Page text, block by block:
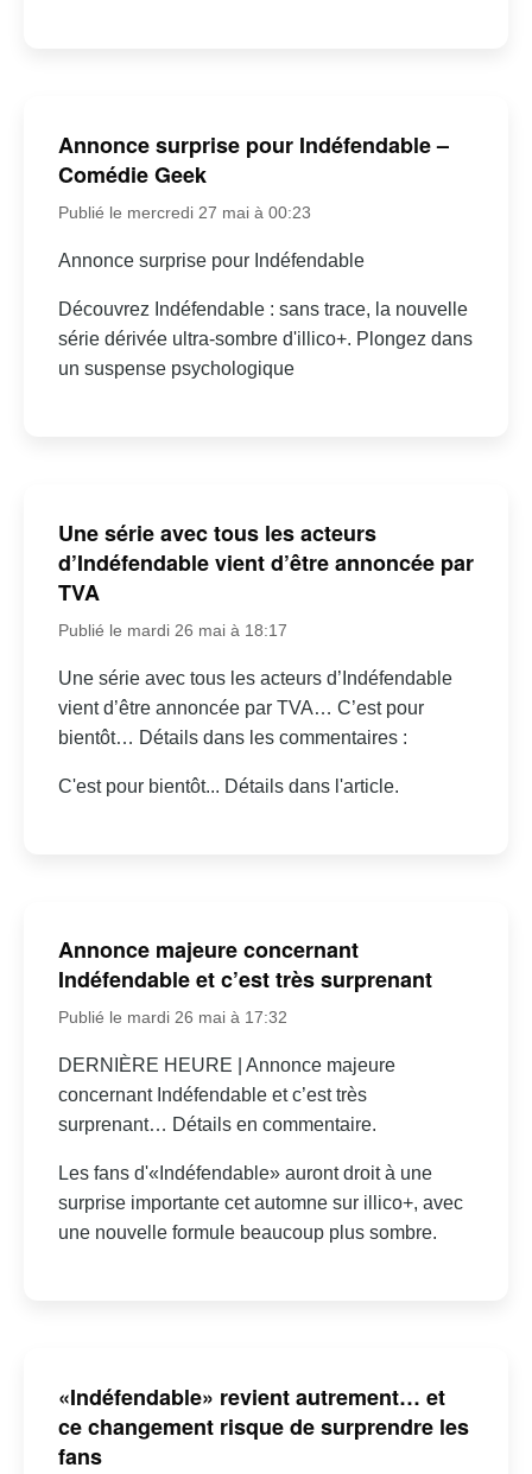
Annonce surprise pour Indéfendable –
Comédie Geek
Publié le mercredi 27 mai à 00:23
Annonce surprise pour Indéfendable
Découvrez Indéfendable : sans trace, la nouvelle
série dérivée ultra-sombre d'illico+. Plongez dans
un suspense psychologique
Une série avec tous les acteurs
d’Indéfendable vient d’être annoncée par
TVA
Publié le mardi 26 mai à 18:17
Une série avec tous les acteurs d’Indéfendable
vient d’être annoncée par TVA… C’est pour
bientôt… Détails dans les commentaires :
C'est pour bientôt... Détails dans l'article.
Annonce majeure concernant
Indéfendable et c’est très surprenant
Publié le mardi 26 mai à 17:32
DERNIÈRE HEURE | Annonce majeure
concernant Indéfendable et c’est très
surprenant… Détails en commentaire.
Les fans d'«Indéfendable» auront droit à une
surprise importante cet automne sur illico+, avec
une nouvelle formule beaucoup plus sombre.
«Indéfendable» revient autrement… et
ce changement risque de surprendre les
fans